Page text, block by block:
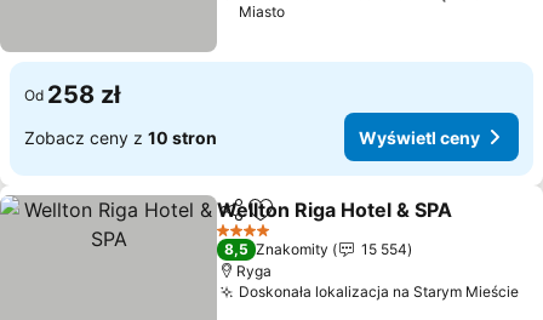
Miasto
Od 258 zł
Zobacz ceny z 10 stron Wyświetl ceny
Udostępnij
Dodaj do ulubionych
Wellton Riga Hotel & SPA
4 Kategoria
8,5 Znakomity
15 554
Ryga
Doskonała lokalizacja na Starym Mieście